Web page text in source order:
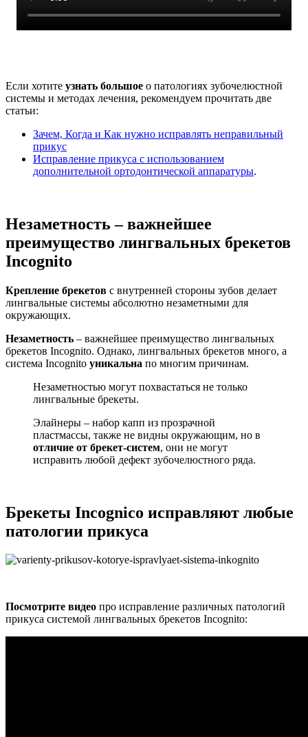
Если хотите узнать большое о патологиях зубочелюстной
системы и методах лечения, рекомендуем прочитать две
статьи:
Зачем, Когда и Как нужно исправлять неправильный
прикус
Исправление прикуса с использованием
дополнительной ортодонтической аппаратуры.
Незаметность – важнейшее
преимущество лингвальных брекетов
Incognito
Крепление брекетов с внутренней стороны зубов делает
лингвальные системы абсолютно незаметными для
окружающих.
Незаметность – важнейшее преимущество лингвальных
брекетов Incognito. Однако, лингвальных брекетов много, а
система Incognito уникальна по многим причинам.
Незаметностью могут похвастаться не только
лингвальные брекеты.
Элайнеры – набор капп из прозрачной
пластмассы, также не видны окружающим, но в
отличие от брекет-систем, они не могут
исправить любой дефект зубочелюстного ряда.
Брекеты Incognico исправляют любые
патологии прикуса
Посмотрите видео про исправление различных патологий
прикуса системой лингвальных брекетов Incognito: